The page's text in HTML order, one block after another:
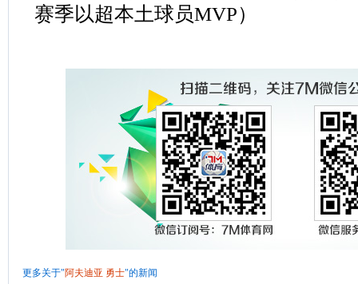
赛季以超本土球员MVP）
更多关于"阿夫迪亚 勇士"的新闻